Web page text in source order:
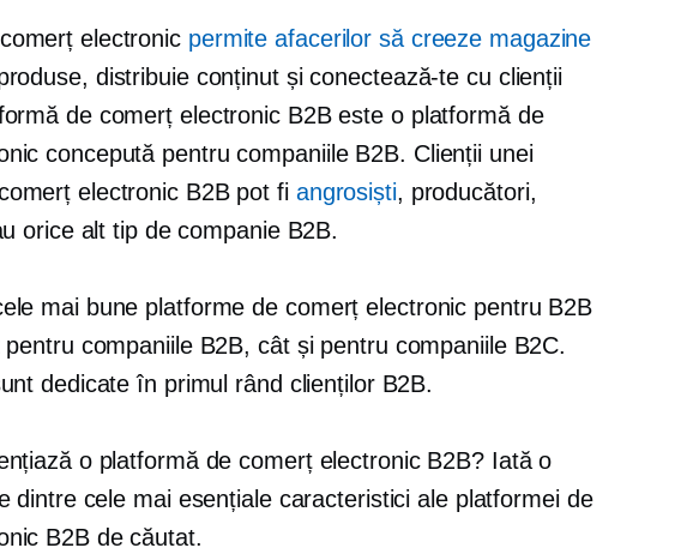
electronic permite afacerilor să creeze magazine
distribuie conținut și conectează-te cu clienții
de comerț electronic B2B este o platformă de
concepută pentru companiile B2B. Clienții unei
electronic B2B pot fi angrosiști, producători,
orice alt tip de companie B2B.
mai bune platforme de comerț electronic pentru B2B
companiile B2B, cât și pentru companiile B2C.
dedicate în primul rând clienților B2B.
o platformă de comerț electronic B2B? Iată o
dintre cele mai esențiale caracteristici ale platformei de
B2B de căutat.